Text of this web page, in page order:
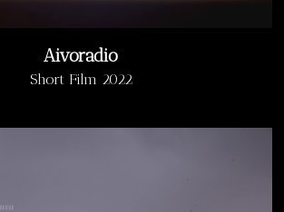
Aivoradio
Short Film 2022